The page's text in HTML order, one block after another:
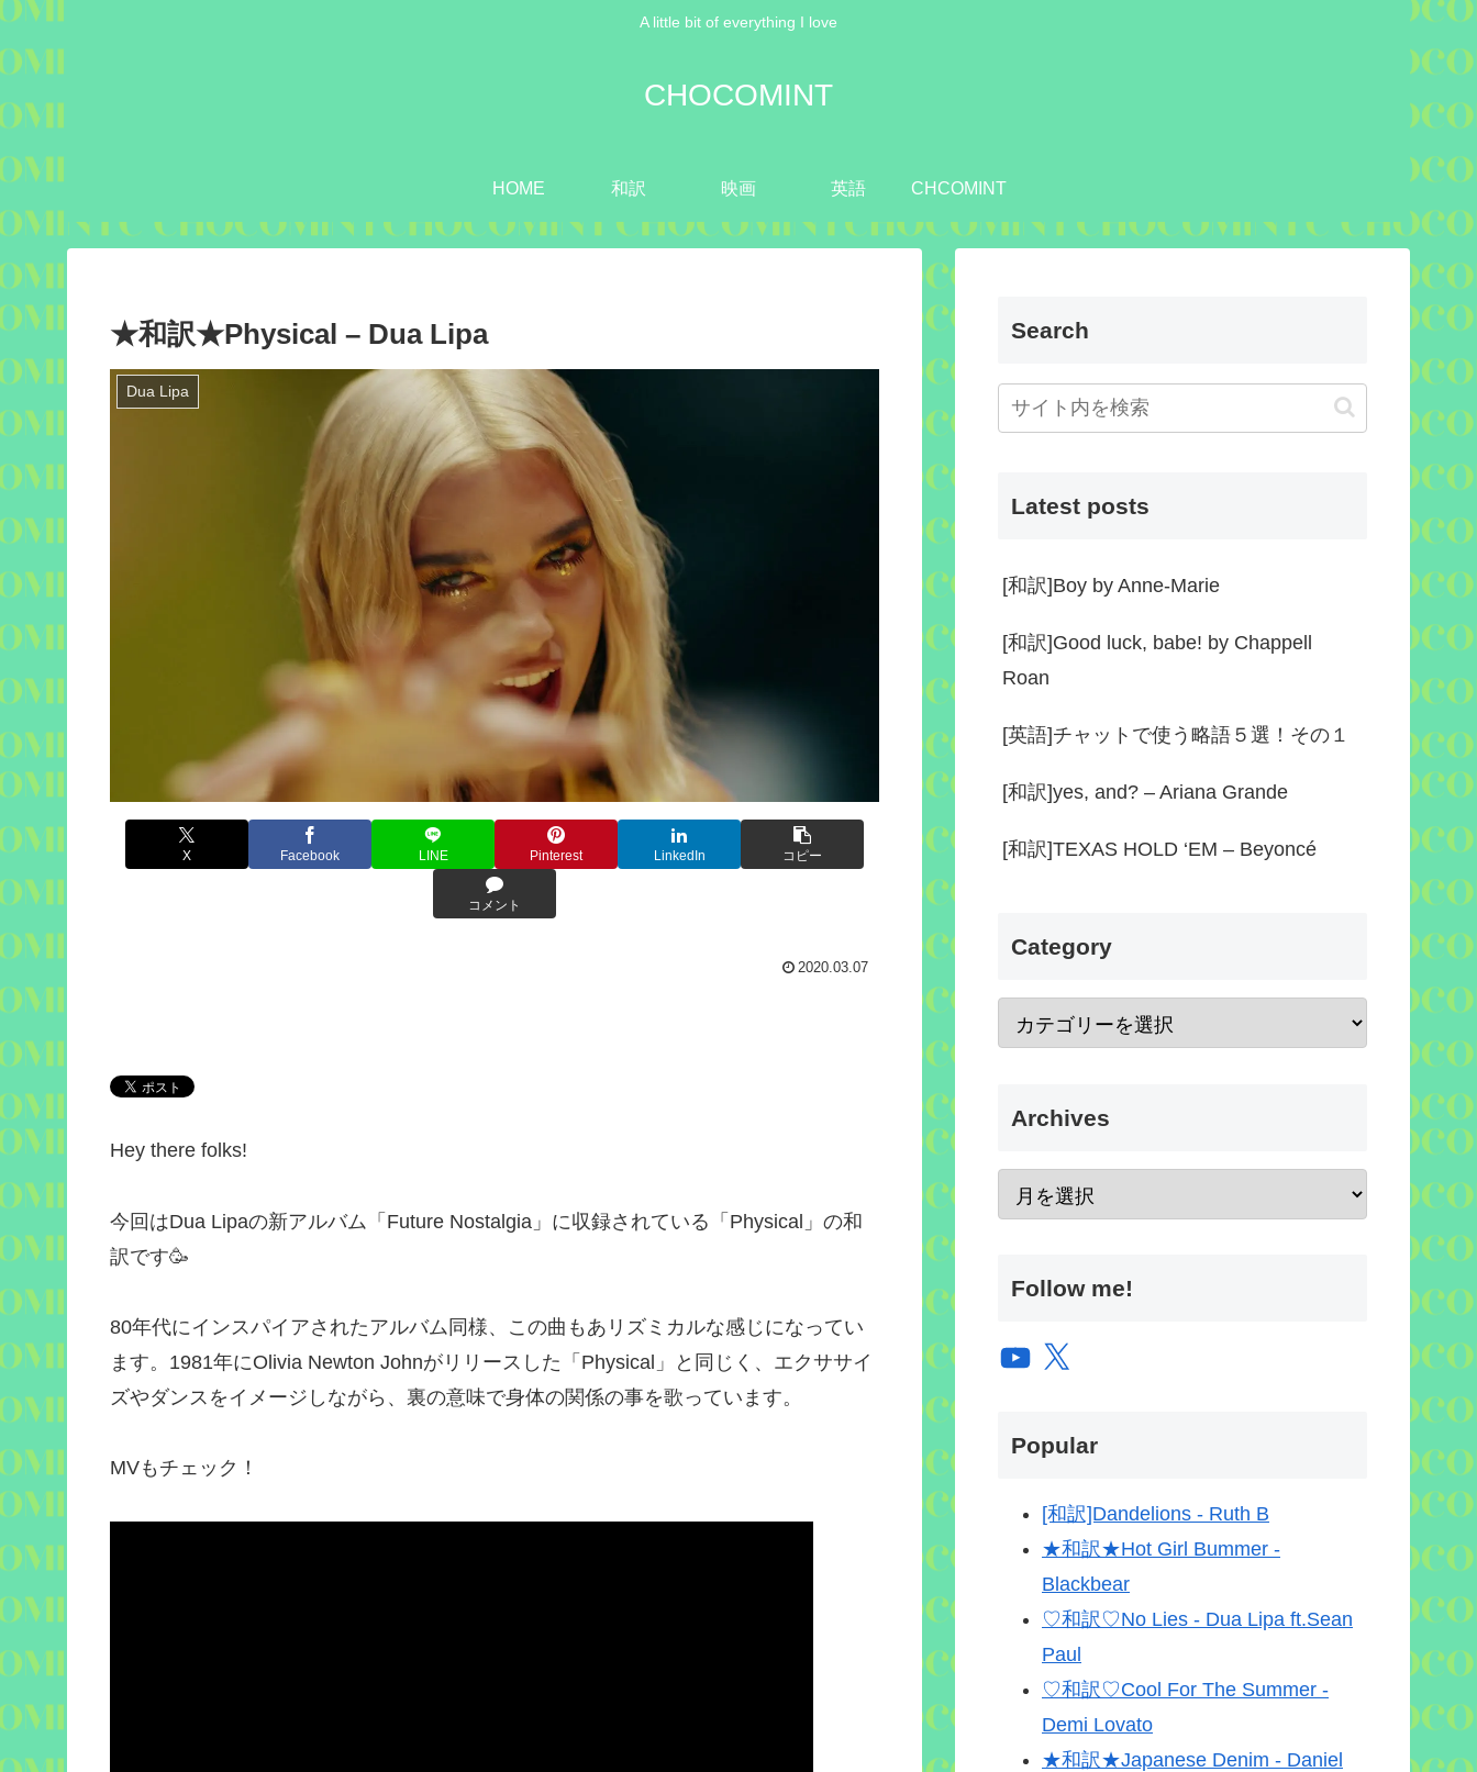
A little bit of everything I love
CHOCOMINT
HOME 和訳 映画 英語 CHCOMINT
★和訳★Physical – Dua Lipa
Dua Lipa
X Facebook LINE Pinterest LinkedIn コピー
コメント
2020.03.07
Hey there folks!
今回はDua Lipaの新アルバム「 Future Nostalgia 」に収録されている「 Physical 」の和
訳です🥳
80年代にインスパイアされたアルバム同様、この曲もあリズミカルな感じになってい
ます。 1981年にOlivia Newton Johnがリリースした「 Physical 」と同じく、エクササイ
ズやダンスをイメージしながら、裏の意味で身体の関係の事を歌っています。
MVもチェック！
Search
Latest posts
[和訳]Boy by Anne-Marie
[和訳]Good luck, babe! by Chappell
Roan
[英語]チャットで使う略語５選！その１
[和訳]yes, and? – Ariana Grande
[和訳]TEXAS HOLD ‘EM – Beyoncé
Category
Archives
Follow me!
YouTube
X
Popular
[和訳]Dandelions - Ruth B
★和訳★Hot Girl Bummer -
Blackbear
♡和訳♡No Lies - Dua Lipa ft.Sean
Paul
♡和訳♡Cool For The Summer -
Demi Lovato
★和訳★Japanese Denim - Daniel